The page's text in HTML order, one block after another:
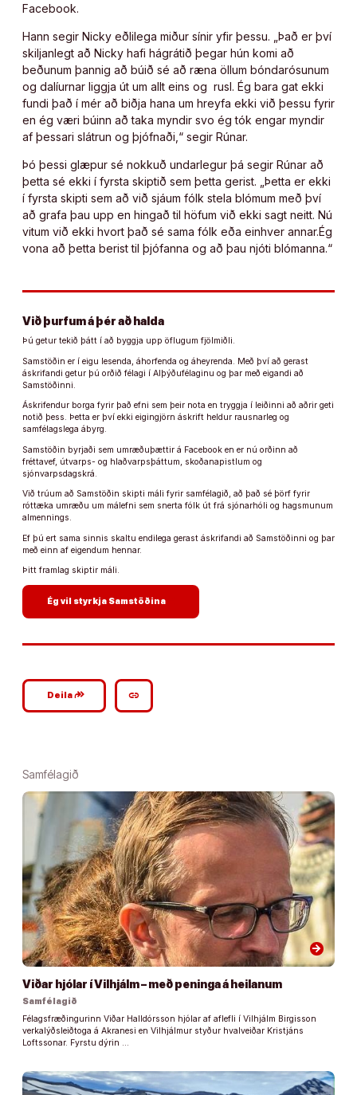
Facebook.
Hann segir Nicky eðlilega miður sínir yfir þessu. „Það er því
skiljanlegt að Nicky hafi hágrátið þegar hún komi að
beðunum þannig að búið sé að ræna öllum bóndarósunum
og dalíurnar liggja út um allt eins og rusl. Ég bara gat ekki
fundi það í mér að biðja hana um hreyfa ekki við þessu fyrir
en ég væri búinn að taka myndir svo ég tók engar myndir
af þessari slátrun og þjófnaði,“ segir Rúnar.
Þó þessi glæpur sé nokkuð undarlegur þá segir Rúnar að
þetta sé ekki í fyrsta skiptið sem þetta gerist. „Þetta er ekki
í fyrsta skipti sem að við sjáum fólk stela blómum með því
að grafa þau upp en hingað til höfum við ekki sagt neitt. Nú
vitum við ekki hvort það sé sama fólk eða einhver annar.Ég
vona að þetta berist til þjófanna og að þau njóti blómanna.“
Við þurfum á þér að halda
Þú getur tekið þátt í að byggja upp öflugum fjölmiðli.
Samstöðin er í eigu lesenda, áhorfenda og áheyrenda. Með því að gerast
áskrifandi getur þú orðið félagi í Alþýðufélaginu og þar með eigandi að
Samstöðinni.
Áskrifendur borga fyrir það efni sem þeir nota en tryggja í leiðinni að aðrir geti
notið þess. Þetta er því ekki eigingjörn áskrift heldur rausnarleg og
samfélagslega ábyrg.
Samstöðin byrjaði sem umræðuþættir á Facebook en er nú orðinn að
fréttavef, útvarps- og hlaðvarpsþáttum, skoðanapistlum og
sjónvarpsdagskrá.
Við trúum að Samstöðin skipti máli fyrir samfélagið, að það sé þörf fyrir
róttæka umræðu um málefni sem snerta fólk út frá sjónarhóli og hagsmunum
almennings.
Ef þú ert sama sinnis skaltu endilega gerast áskrifandi að Samstöðinni og þar
með einn af eigendum hennar.
Þitt framlag skiptir máli.
Ég vil styrkja Samstöðina
Deilagoogle_plus_reshare link
Samfélagið
arrow_forward
Viðar hjólar í Vilhjálm – með peninga á heilanum
Samfélagið
Félagsfræðingurinn Viðar Halldórsson hjólar af aflefli í Vilhjálm Birgisson
verkalýðsleiðtoga á Akranesi en Vilhjálmur styður hvalveiðar Kristjáns
Loftssonar. Fyrstu dýrin …